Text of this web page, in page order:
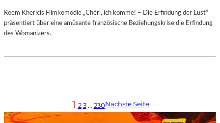
Reem Khericis Filmkomödie „Chéri, ich komme! – Die Erfindung der Lust“
präsentiert über eine amüsante französische Beziehungskrise die Erfindung
des Womanizers.
1 2 3 … 230Nächste Seite